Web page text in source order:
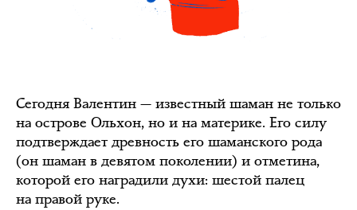
Сегодня Валентин — известный шаман не только
на острове Ольхон, но и на материке. Его силу
подтверждает древность его шаманского рода
(он шаман в девятом поколении) и отметина,
которой его наградили духи: шестой палец
на правой руке.